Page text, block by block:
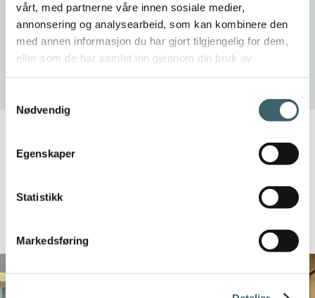
vårt, med partnerne våre innen sosiale medier,
annonsering og analysearbeid, som kan kombinere den
med annen informasjon du har gjort tilgjengelig for dem,
eller som de har samlet inn gjennom din bruk av
Nødvendig
Egenskaper
Statistikk
Markedsføring